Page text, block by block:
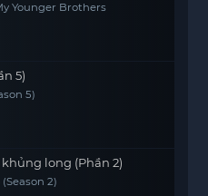
Younger Brothers
5)
5)
khủng long (Phần 2)
2)